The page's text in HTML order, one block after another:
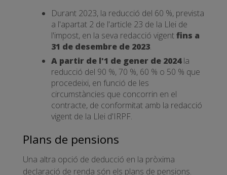
Durant 2023, la reducció del 60 %, prevista
a l'apartat 2 de l'article 23 de la Llei de
l'impost, en la seva redacció vigentfins a
31 de desembre de 2023.
A partir de l'1 de gener de 2024la
reducció del 90 %, 70 %, 60 % o 50 % que
procedeixi, en funció de les
circumstàncies que concorrin en el
contracte, de conformitat amb la redacció
vigent de la Llei d'IRPF.
Plans de pensions
Una altra opció de deducció en la pròxima
declaració de renda són els plans de pensions.